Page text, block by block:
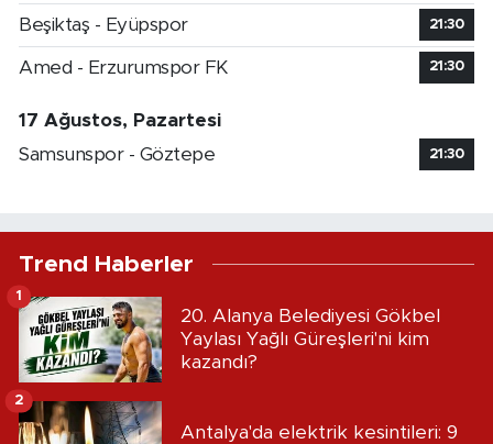
Beşiktaş - Eyüpspor 21:30
Amed - Erzurumspor FK 21:30
17 Ağustos, Pazartesi
Samsunspor - Göztepe
21:30
Trend Haberler
20. Alanya Belediyesi Gökbel
Yaylası Yağlı Güreşleri'ni kim
kazandı?
1
Antalya'da elektrik kesintileri: 9
2